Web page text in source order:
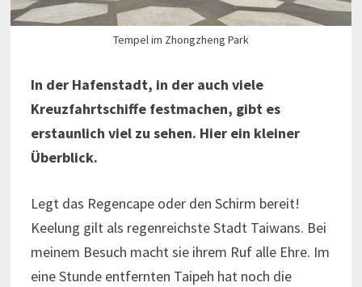
Tempel im Zhongzheng Park
In der Hafenstadt, in der auch viele
Kreuzfahrtschiffe festmachen, gibt es
erstaunlich viel zu sehen. Hier ein kleiner
Überblick.
Legt das Regencape oder den Schirm bereit!
Keelung gilt als regenreichste Stadt Taiwans. Bei
meinem Besuch macht sie ihrem Ruf alle Ehre. Im
eine Stunde entfernten Taipeh hat noch die